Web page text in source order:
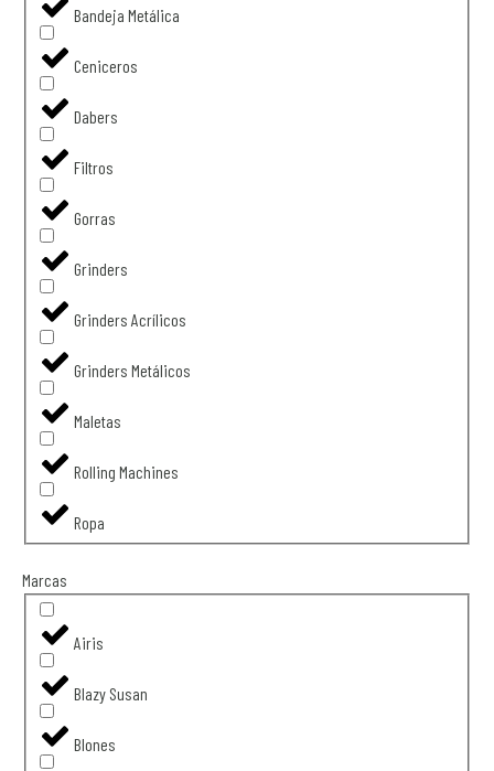
Bandeja Metálica
Ceniceros
Dabers
Filtros
Gorras
Grinders
Grinders Acrílicos
Grinders Metálicos
Maletas
Rolling Machines
Ropa
Marcas
Airis
Blazy Susan
Blones